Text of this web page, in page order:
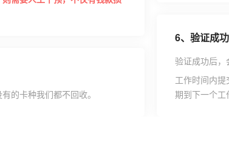
的卡种我们都不回收。
6、 验证成
验证成功后，
工作时间内
期到下一个工